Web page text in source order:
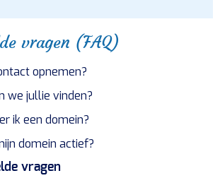
vragen (FAQ)
opnemen?
we jullie vinden?
ik een domein?
domein actief?
vragen